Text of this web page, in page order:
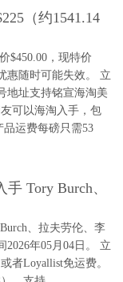
（约1541.14
$450.00，现特价
惠随时可能失效。 立
地址支持铭宣海淘美
可以海淘入手，包
运费每磅只需53
Tory Burch、
、拉夫劳伦、李
年05月04日。 立
者Loyallist免运费。